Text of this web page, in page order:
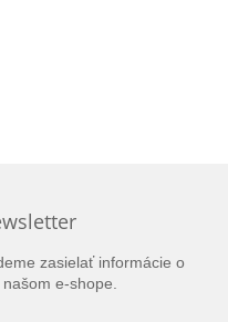
zasielať informácie o
e-shope.